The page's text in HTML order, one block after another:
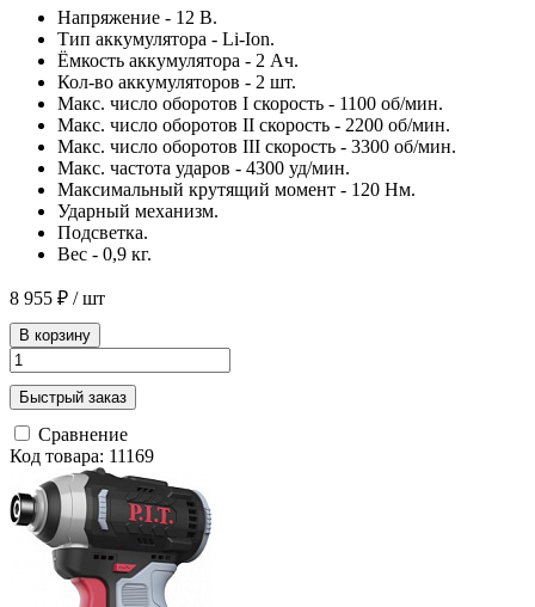
Напряжение - 12 В.
Тип аккумулятора - Li-Ion.
Ёмкость аккумулятора - 2 Ач.
Кол-во аккумуляторов - 2 шт.
Макс. число оборотов I скорость - 1100 об/мин.
Макс. число оборотов II скорость - 2200 об/мин.
Макс. число оборотов III скорость - 3300 об/мин.
Макс. частота ударов - 4300 уд/мин.
Максимальный крутящий момент - 120 Нм.
Ударный механизм.
Подсветка.
Вес - 0,9 кг.
8 955 ₽ / шт
В корзину
Быстрый заказ
Сравнение
Код товара: 11169